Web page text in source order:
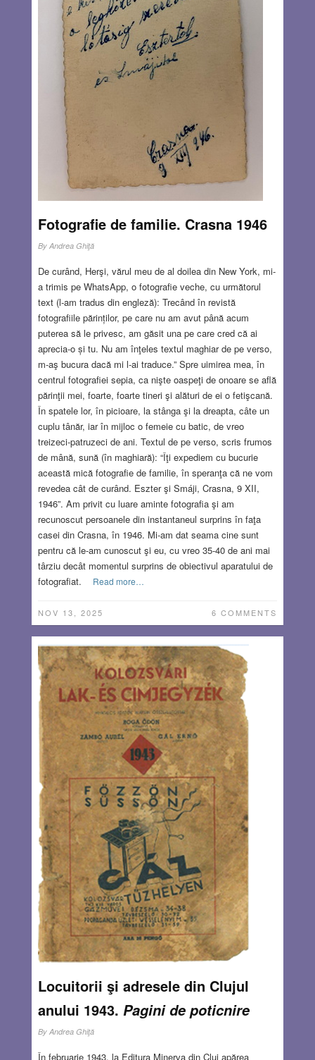
Fotografie de familie. Crasna 1946
By Andrea Ghiţă
De curând, Herşi, vărul meu de al doilea din New York, mi-
a trimis pe WhatsApp, o fotografie veche, cu următorul
text (l-am tradus din engleză): Trecând în revistă
fotografiile părinților, pe care nu am avut până acum
puterea să le privesc, am găsit una pe care cred că ai
aprecia-o și tu. Nu am înţeles textul maghiar de pe verso,
m-aş bucura dacă mi l-ai traduce.” Spre uimirea mea, în
centrul fotografiei sepia, ca nişte oaspeţi de onoare se află
părinţii mei, foarte, foarte tineri şi alături de ei o fetişcană.
În spatele lor, în picioare, la stânga şi la dreapta, câte un
cuplu tânăr, iar în mijloc o femeie cu batic, de vreo
treizeci-patruzeci de ani. Textul de pe verso, scris frumos
de mână, sună (în maghiară): “Îţi expediem cu bucurie
această mică fotografie de familie, în speranţa că ne vom
revedea cât de curând. Eszter şi Smáji, Crasna, 9 XII,
1946”. Am privit cu luare aminte fotografia şi am
recunoscut persoanele din instantaneul surprins în faţa
casei din Crasna, în 1946. Mi-am dat seama cine sunt
pentru că le-am cunoscut şi eu, cu vreo 35-40 de ani mai
târziu decât momentul surprins de obiectivul aparatului de
fotografiat.
Read more…
NOV 13, 2025 6 COMMENTS
Locuitorii şi adresele din Clujul
anului 1943. Pagini de poticnire
By Andrea Ghiţă
În februarie 1943, la Editura Minerva din Cluj apărea